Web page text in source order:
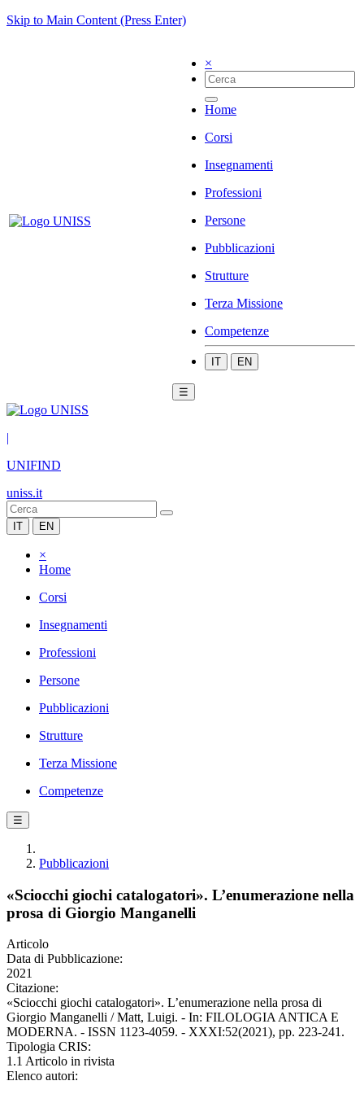
Skip to Main Content (Press Enter)
×
Home
Corsi
Insegnamenti
Professioni
Persone
Pubblicazioni
Strutture
Terza Missione
Competenze
IT EN
☰
|
UNIFIND
uniss.it
IT EN
×
Home
Corsi
Insegnamenti
Professioni
Persone
Pubblicazioni
Strutture
Terza Missione
Competenze
☰
Pubblicazioni
«Sciocchi giochi catalogatori». L’enumerazione nella
prosa di Giorgio Manganelli
Articolo
Data di Pubblicazione:
2021
Citazione:
«Sciocchi giochi catalogatori». L’enumerazione nella prosa di
Giorgio Manganelli / Matt, Luigi. - In: FILOLOGIA ANTICA E
MODERNA. - ISSN 1123-4059. - XXXI:52(2021), pp. 223-241.
Tipologia CRIS:
1.1 Articolo in rivista
Elenco autori: